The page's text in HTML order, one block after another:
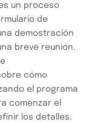
un proceso
de
demostración
breve reunión.
cómo
el programa
comenzar el
los detalles.